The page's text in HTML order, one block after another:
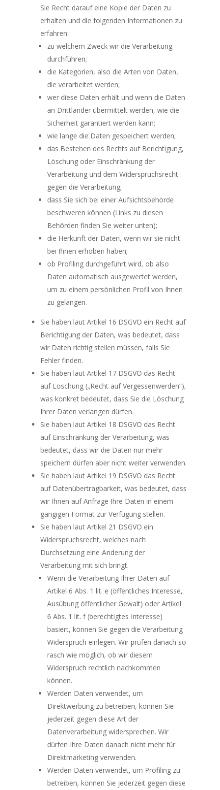
Sie Recht darauf eine Kopie der Daten zu
erhalten und die folgenden Informationen zu
erfahren:
zu welchem Zweck wir die Verarbeitung
durchführen;
die Kategorien, also die Arten von Daten,
die verarbeitet werden;
wer diese Daten erhält und wenn die Daten
an Drittländer übermittelt werden, wie die
Sicherheit garantiert werden kann;
wie lange die Daten gespeichert werden;
das Bestehen des Rechts auf Berichtigung,
Löschung oder Einschränkung der
Verarbeitung und dem Widerspruchsrecht
gegen die Verarbeitung;
dass Sie sich bei einer Aufsichtsbehörde
beschweren können (Links zu diesen
Behörden finden Sie weiter unten);
die Herkunft der Daten, wenn wir sie nicht
bei Ihnen erhoben haben;
ob Profiling durchgeführt wird, ob also
Daten automatisch ausgewertet werden,
um zu einem persönlichen Profil von Ihnen
zu gelangen.
Sie haben laut Artikel 16 DSGVO ein Recht auf
Berichtigung der Daten, was bedeutet, dass
wir Daten richtig stellen müssen, falls Sie
Fehler finden.
Sie haben laut Artikel 17 DSGVO das Recht
auf Löschung („Recht auf Vergessenwerden“),
was konkret bedeutet, dass Sie die Löschung
Ihrer Daten verlangen dürfen.
Sie haben laut Artikel 18 DSGVO das Recht
auf Einschränkung der Verarbeitung, was
bedeutet, dass wir die Daten nur mehr
speichern dürfen aber nicht weiter verwenden.
Sie haben laut Artikel 19 DSGVO das Recht
auf Datenübertragbarkeit, was bedeutet, dass
wir Ihnen auf Anfrage Ihre Daten in einem
gängigen Format zur Verfügung stellen.
Sie haben laut Artikel 21 DSGVO ein
Widerspruchsrecht, welches nach
Durchsetzung eine Änderung der
Verarbeitung mit sich bringt.
Wenn die Verarbeitung Ihrer Daten auf
Artikel 6 Abs. 1 lit. e (öffentliches Interesse,
Ausübung öffentlicher Gewalt) oder Artikel
6 Abs. 1 lit. f (berechtigtes Interesse)
basiert, können Sie gegen die Verarbeitung
Widerspruch einlegen. Wir prüfen danach so
rasch wie möglich, ob wir diesem
Widerspruch rechtlich nachkommen
können.
Werden Daten verwendet, um
Direktwerbung zu betreiben, können Sie
jederzeit gegen diese Art der
Datenverarbeitung widersprechen. Wir
dürfen Ihre Daten danach nicht mehr für
Direktmarketing verwenden.
Werden Daten verwendet, um Profiling zu
betreiben, können Sie jederzeit gegen diese